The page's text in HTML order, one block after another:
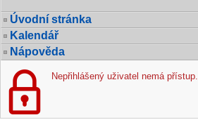
Úvodní stránka
Kalendář
Nápověda
Nepřihlášený uživatel nemá přístup.